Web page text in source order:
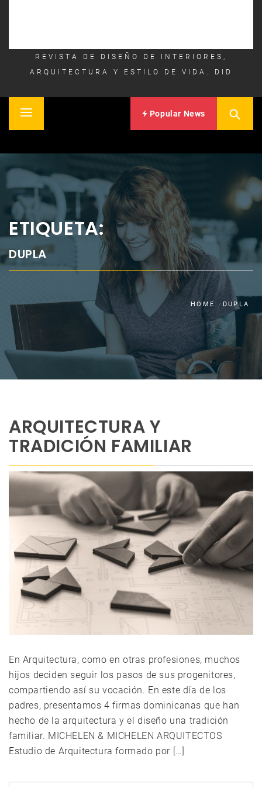
REVISTA DE DISEÑO DE INTERIORES,
ARQUITECTURA Y ESTILO DE VIDA. DID
Primary
Popular News
ETIQUETA:
DUPLA
HOME DUPLA
ARQUITECTURA Y
TRADICIÓN FAMILIAR
En Arquitectura, como en otras profesiones, muchos
hijos deciden seguir los pasos de sus progenitores,
compartiendo así su vocación. En este día de los
padres, presentamos 4 firmas dominicanas que han
hecho de la arquitectura y el diseño una tradición
familiar. MICHELEN & MICHELEN ARQUITECTOS
Estudio de Arquitectura formado por […]